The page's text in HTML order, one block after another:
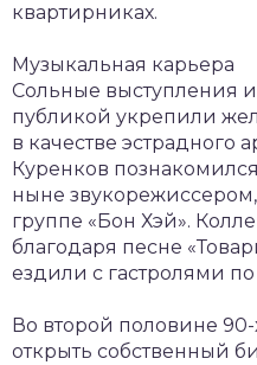
квартирниках.
Музыкальная карьера
Сольные выступления
публикой укрепили
в качестве эстрадного
Куренков
ныне
группе «Бон Хэй».
благодаря песне
ездили с гастролями по
Во второй половине
открыть собственный